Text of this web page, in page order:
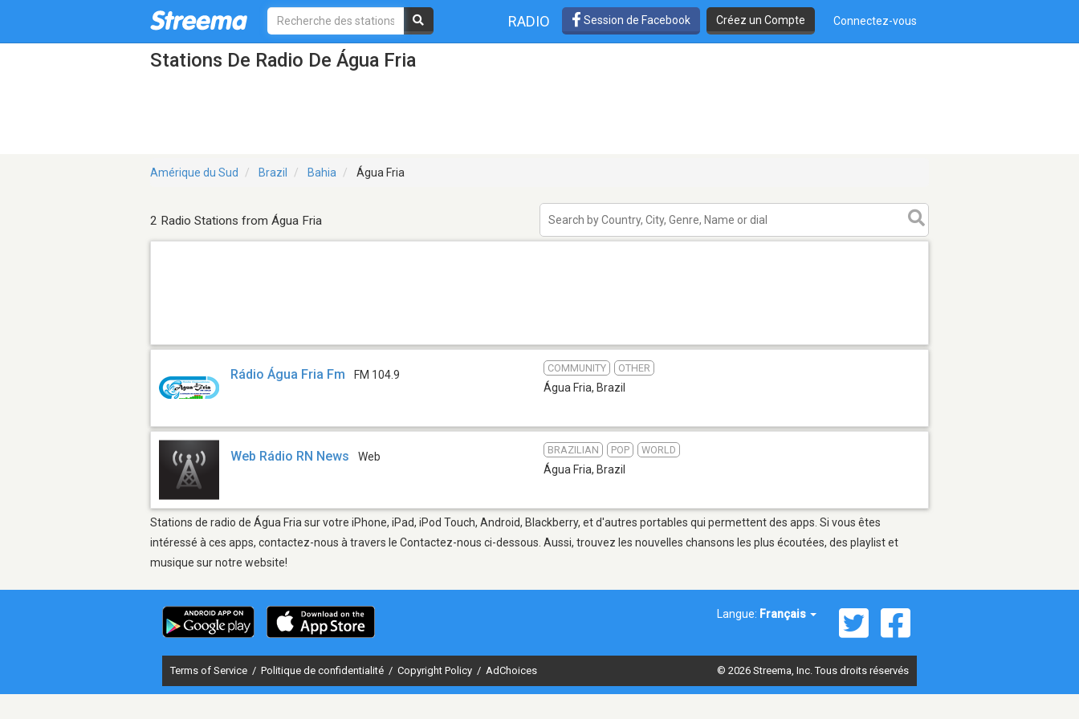
RADIO Session de Facebook Créez un Compte Connectez-vous
Stations De Radio De Água Fria
Amérique du Sud Brazil Bahia Água Fria
2 Radio Stations from Água Fria
Rádio Água Fria Fm FM 104.9
COMMUNITY OTHER
Água Fria, Brazil
Web Rádio RN News Web
BRAZILIAN POP WORLD
Água Fria, Brazil
Stations de radio de Água Fria sur votre iPhone, iPad, iPod Touch, Android, Blackberry, et d'autres portables qui permettent des apps. Si vous êtes
intéressé à ces apps, contactez-nous à travers le Contactez-nous ci-dessous. Aussi, trouvez les nouvelles chansons les plus écoutées, des playlist et
musique sur notre website!
Langue: Français
Terms of Service / Politique de confidentialité / Copyright Policy / AdChoices © 2026 Streema, Inc. Tous droits réservés